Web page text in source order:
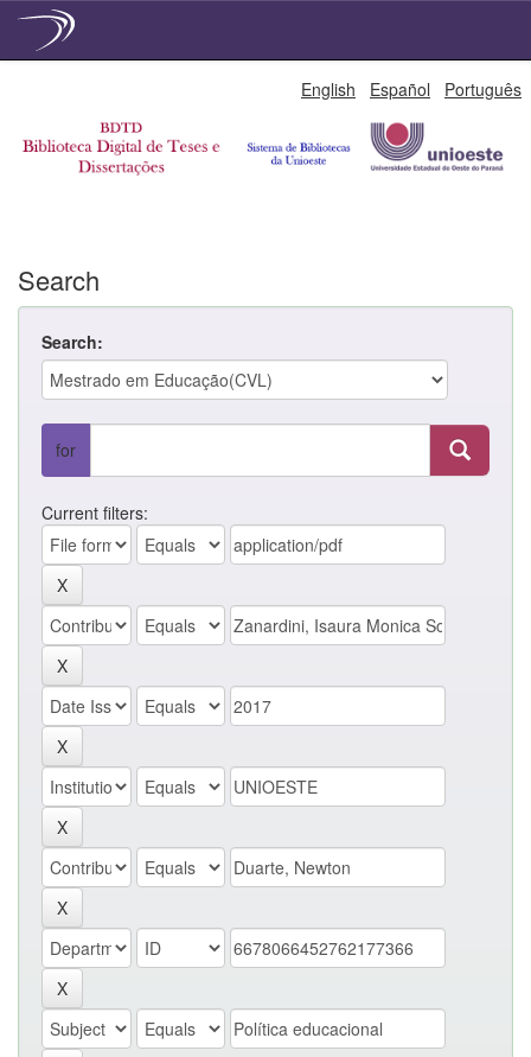
English Español Português
Search
Search:
for
Current filters: